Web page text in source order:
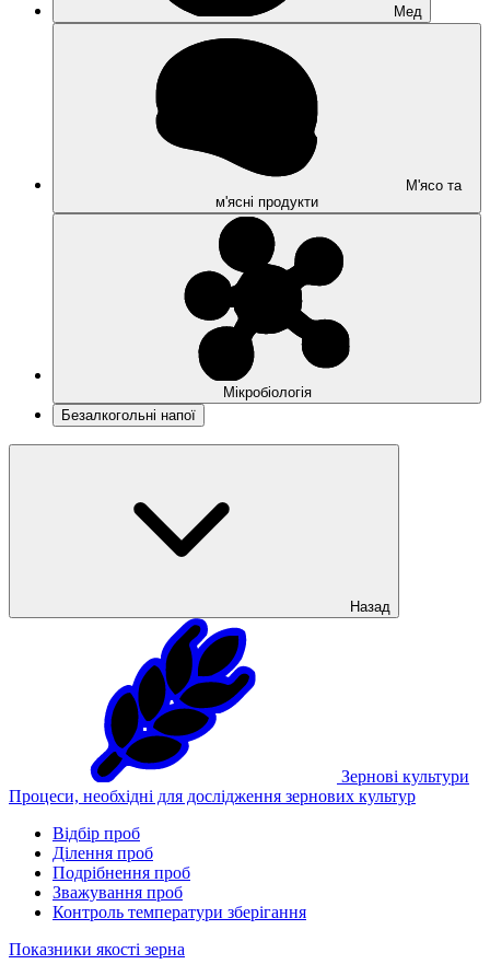
Мед
М'ясо та
м'ясні продукти
Мікробіологія
Безалкогольні напої
Назад
Зернові культури
Процеси, необхідні для дослідження зернових культур
Відбір проб
Ділення проб
Подрібнення проб
Зважування проб
Контроль температури зберігання
Показники якості зерна